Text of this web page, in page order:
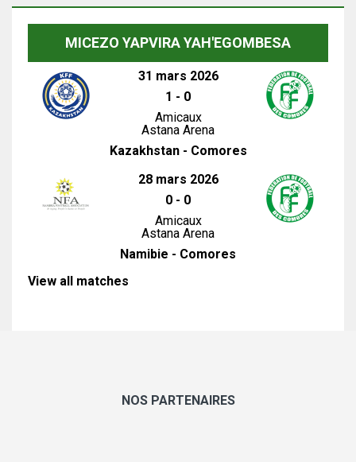
MICEZO YAPVIRA YAH'EGOMBESA
31 mars 2026
1 - 0
Amicaux
Astana Arena
Kazakhstan - Comores
28 mars 2026
0 - 0
Amicaux
Astana Arena
Namibie - Comores
View all matches
NOS PARTENAIRES